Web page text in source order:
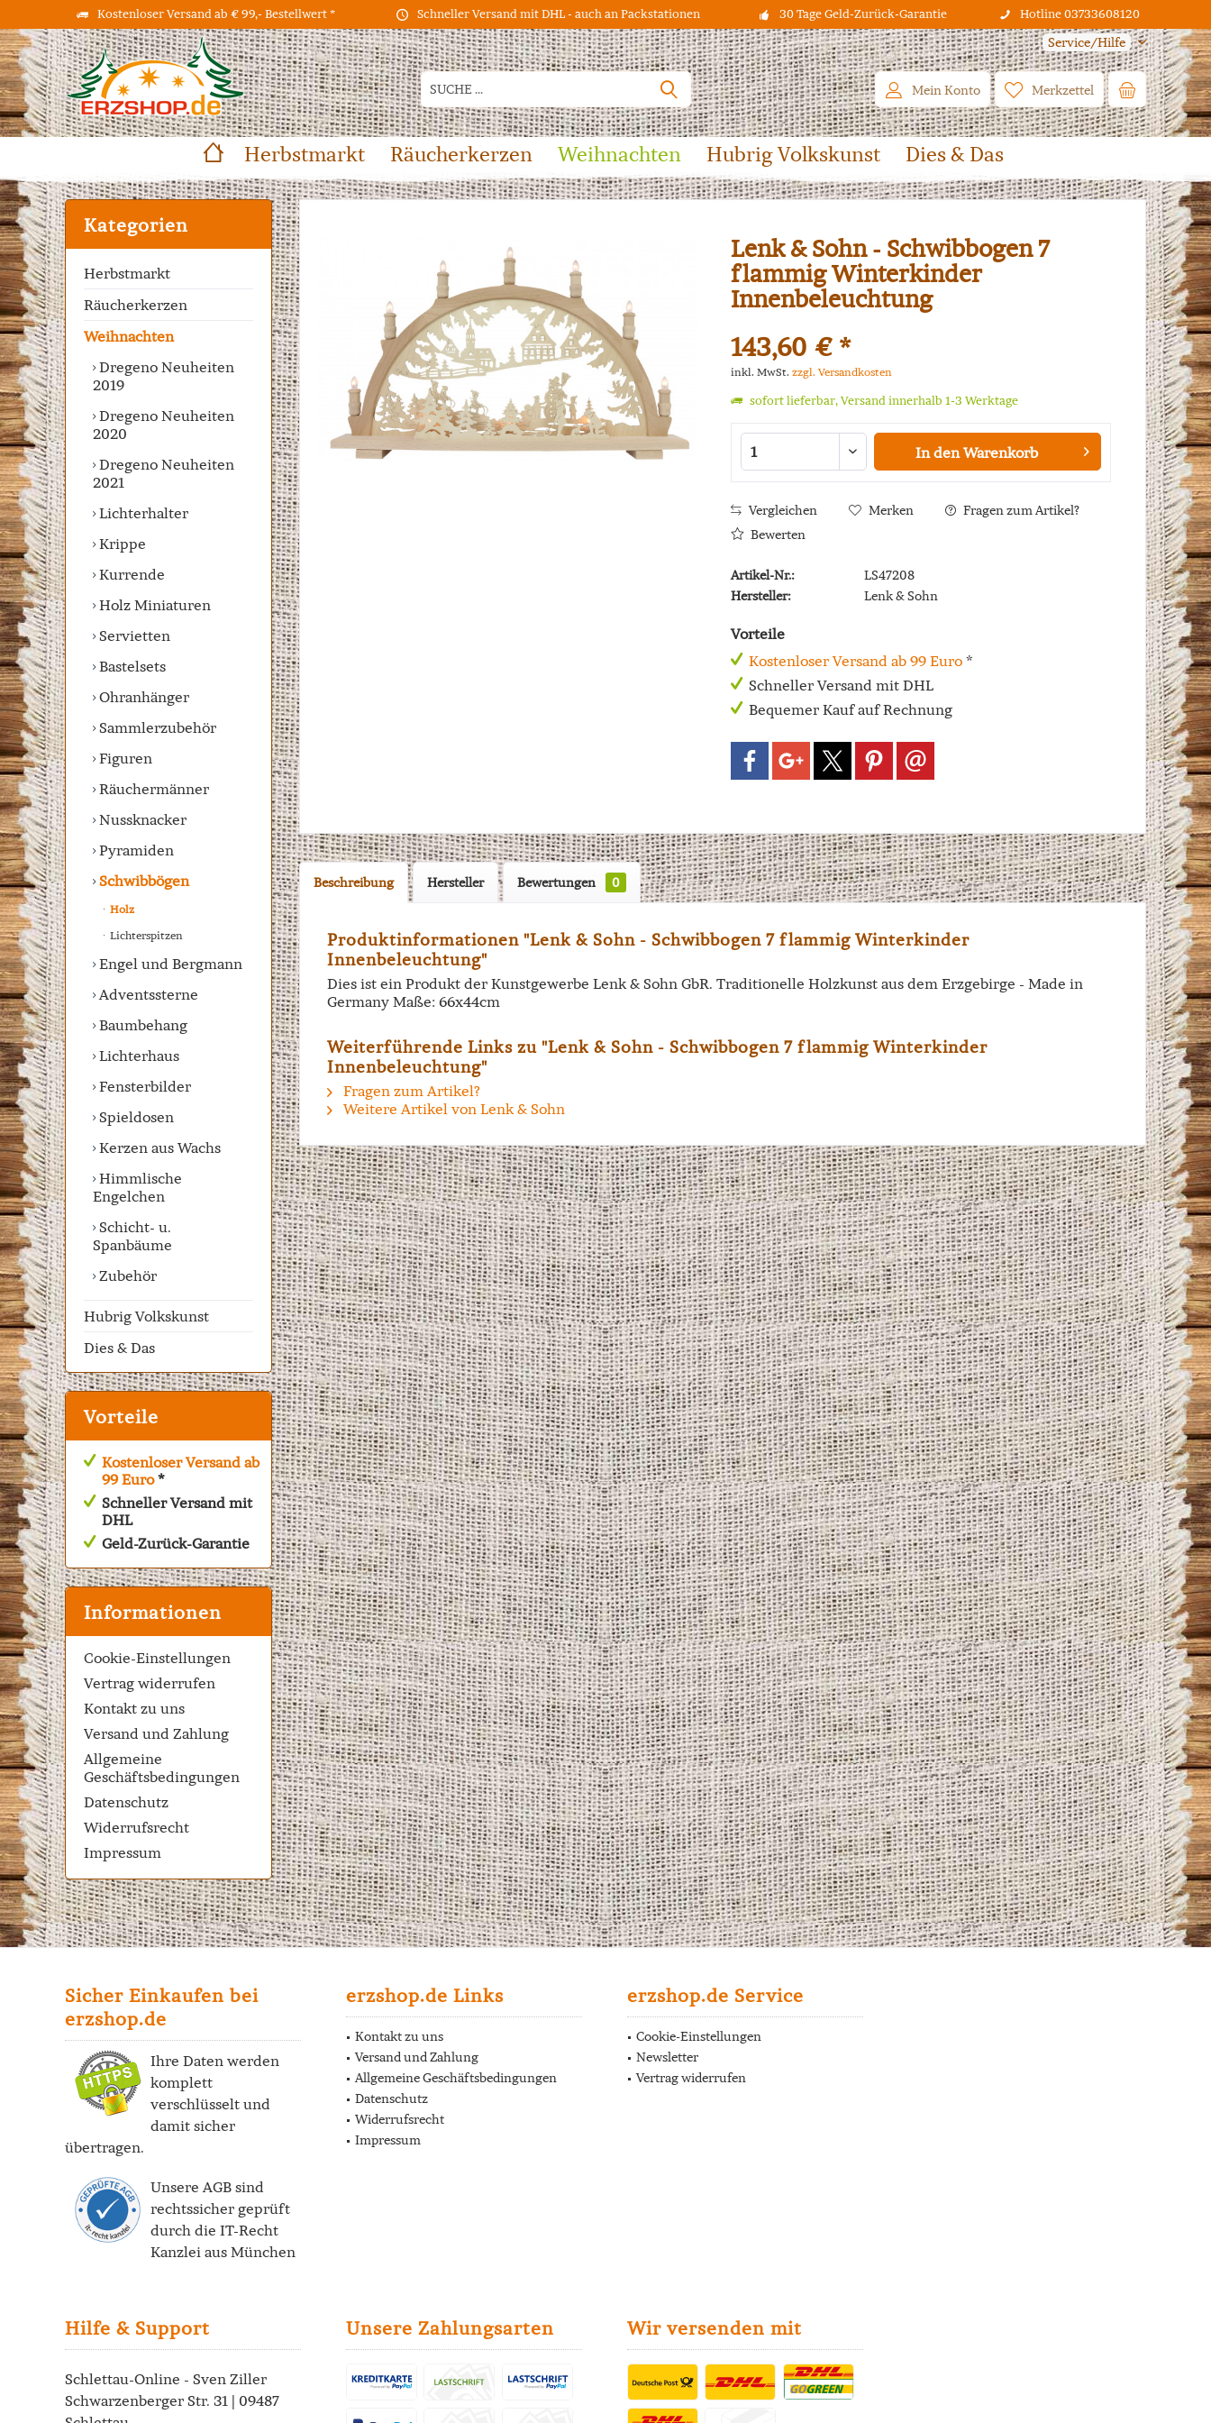
Kostenloser Versand ab € 99,- Bestellwert * Schneller Versand mit DHL - auch an Packstationen 30 Tage Geld-Zurück-Garantie Hotline 03733608120
Service/Hilfe
Merkzettel
Mein Konto
Herbstmarkt Räucherkerzen Weihnachten Hubrig Volkskunst Dies & Das
Kategorien
Herbstmarkt
Räucherkerzen
Weihnachten
Dregeno Neuheiten
2019
Dregeno Neuheiten
2020
Dregeno Neuheiten
2021
Lichterhalter
Krippe
Kurrende
Holz Miniaturen
Servietten
Bastelsets
Ohranhänger
Sammlerzubehör
Figuren
Räuchermänner
Nussknacker
Pyramiden
Schwibbögen
Holz
Lichterspitzen
Engel und Bergmann
Adventssterne
Baumbehang
Lichterhaus
Fensterbilder
Spieldosen
Kerzen aus Wachs
Himmlische
Engelchen
Schicht- u.
Spanbäume
Zubehör
Hubrig Volkskunst
Dies & Das
Vorteile
Kostenloser Versand ab
99 Euro*
Schneller Versand mit
DHL
Geld-Zurück-Garantie
Informationen
Cookie-Einstellungen
Vertrag widerrufen
Kontakt zu uns
Versand und Zahlung
Allgemeine
Geschäftsbedingungen
Datenschutz
Widerrufsrecht
Impressum
Lenk & Sohn - Schwibbogen 7
flammig Winterkinder
Innenbeleuchtung
143,60 € *
inkl. MwSt. zzgl. Versandkosten
sofort lieferbar, Versand innerhalb 1-3 Werktage
In den Warenkorb
Vergleichen Merken
Fragen zum Artikel?
Bewerten
Artikel-Nr.:
LS47208
Hersteller:
Lenk & Sohn
Vorteile
Kostenloser Versand ab 99 Euro*
Schneller Versand mit DHL
Bequemer Kauf auf Rechnung
Beschreibung Hersteller Bewertungen 0
Produktinformationen "Lenk & Sohn - Schwibbogen 7 flammig Winterkinder
Innenbeleuchtung"
Dies ist ein Produkt der Kunstgewerbe Lenk & Sohn GbR. Traditionelle Holzkunst aus dem Erzgebirge - Made in
Germany Maße: 66x44cm
Weiterführende Links zu "Lenk & Sohn - Schwibbogen 7 flammig Winterkinder
Innenbeleuchtung"
Fragen zum Artikel?
Weitere Artikel von Lenk & Sohn
Sicher Einkaufen bei
erzshop.de
Ihre Daten werden
komplett
verschlüsselt und
damit sicher
übertragen.
Unsere AGB sind
rechtssicher geprüft
durch die IT-Recht
Kanzlei aus München
erzshop.de Links
Kontakt zu uns
Versand und Zahlung
Allgemeine Geschäftsbedingungen
Datenschutz
Widerrufsrecht
Impressum
erzshop.de Service
Cookie-Einstellungen
Newsletter
Vertrag widerrufen
Hilfe & Support
Schlettau-Online - Sven Ziller
Schwarzenberger Str. 31 | 09487
Unsere Zahlungsarten Wir versenden mit